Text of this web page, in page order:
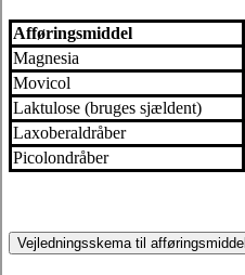
Afføringsmiddel
Magnesia
Movicol
Laktulose (bruges sjældent)
Laxoberaldråber
Picolondråber
Vejledningsskema til afføringsmiddel